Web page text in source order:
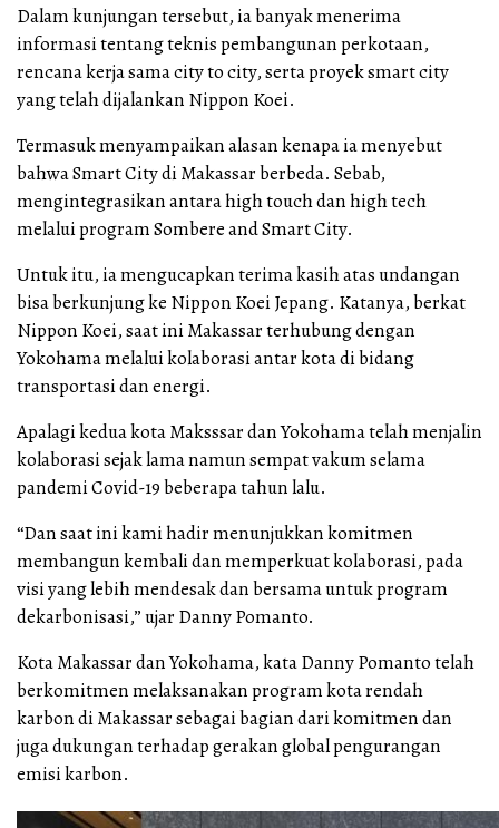
Dalam kunjungan tersebut, ia banyak menerima
informasi tentang teknis pembangunan perkotaan,
rencana kerja sama city to city, serta proyek smart city
yang telah dijalankan Nippon Koei.
Termasuk menyampaikan alasan kenapa ia menyebut
bahwa Smart City di Makassar berbeda. Sebab,
mengintegrasikan antara high touch dan high tech
melalui program Sombere and Smart City.
Untuk itu, ia mengucapkan terima kasih atas undangan
bisa berkunjung ke Nippon Koei Jepang. Katanya, berkat
Nippon Koei, saat ini Makassar terhubung dengan
Yokohama melalui kolaborasi antar kota di bidang
transportasi dan energi.
Apalagi kedua kota Maksssar dan Yokohama telah menjalin
kolaborasi sejak lama namun sempat vakum selama
pandemi Covid-19 beberapa tahun lalu.
“Dan saat ini kami hadir menunjukkan komitmen
membangun kembali dan memperkuat kolaborasi, pada
visi yang lebih mendesak dan bersama untuk program
dekarbonisasi,” ujar Danny Pomanto.
Kota Makassar dan Yokohama, kata Danny Pomanto telah
berkomitmen melaksanakan program kota rendah
karbon di Makassar sebagai bagian dari komitmen dan
juga dukungan terhadap gerakan global pengurangan
emisi karbon.